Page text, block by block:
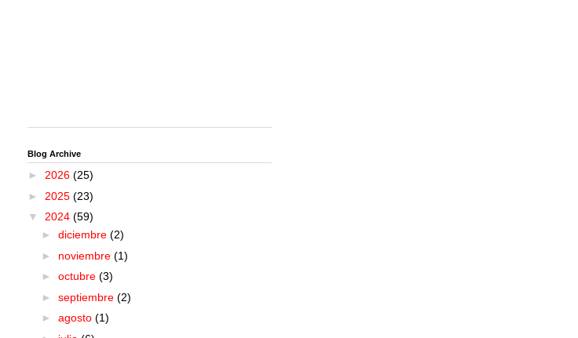
Blog Archive
► 2026 (25)
► 2025 (23)
▼ 2024 (59)
► diciembre (2)
► noviembre (1)
► octubre (3)
► septiembre (2)
► agosto (1)